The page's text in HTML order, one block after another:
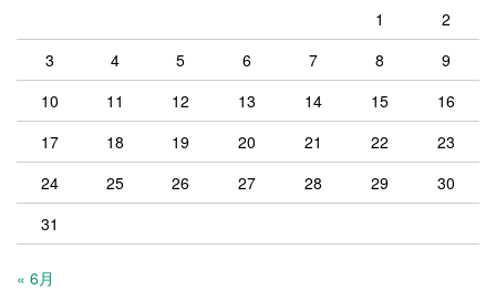
1
2
3
4 5 6 7 8
9
10
11 12 13 14 15
16
17
18 19 20 21 22
23
24
25 26 27 28 29
30
31
« 6月